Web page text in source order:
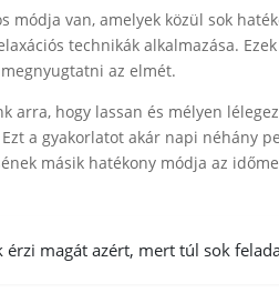
módja van, amelyek közül sok
technikák alkalmazása.
az elmét.
arra, hogy lassan és mélyen
a gyakorlatot akár napi néhány
másik hatékony módja az
érzi magát azért, mert túl sok